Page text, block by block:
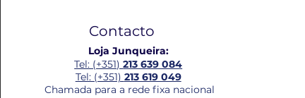
Contacto
Loja Junqueira:
Tel: (+351)213 639 084
Tel: (+351) 213 619 049
Chamada para a rede fixa nacional